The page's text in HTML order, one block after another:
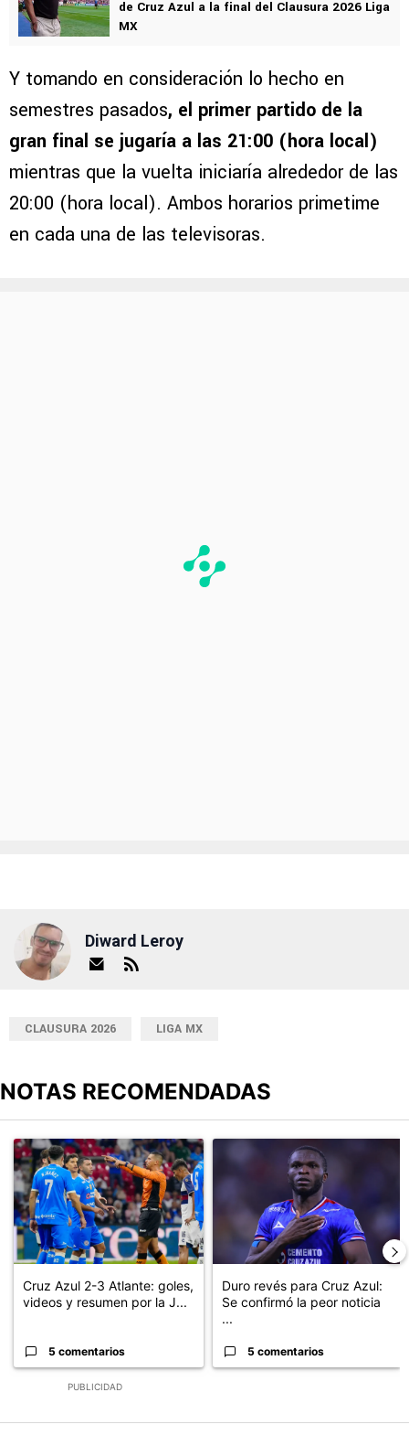
de Cruz Azul a la final del Clausura 2026 Liga
MX
Y tomando en consideración lo hecho en
semestres pasados, el primer partido de la
gran final se jugaría a las 21:00 (hora local)
mientras que la vuelta iniciaría alrededor de las
20:00 (hora local). Ambos horarios primetime
en cada una de las televisoras.
Diward Leroy
CLAUSURA 2026 LIGA MX
NOTAS RECOMENDADAS
PUBLICIDAD
Un artículo de tendencia con el título "Cruz Azul 2-3 Atlante:
Cruz Azul 2-3 Atlante: goles,
videos y resumen por la J...
5 comentarios
Un artículo de tendencia con
Duro revés para Cruz Azul:
Se confirmó la peor noticia
...
5 comentarios